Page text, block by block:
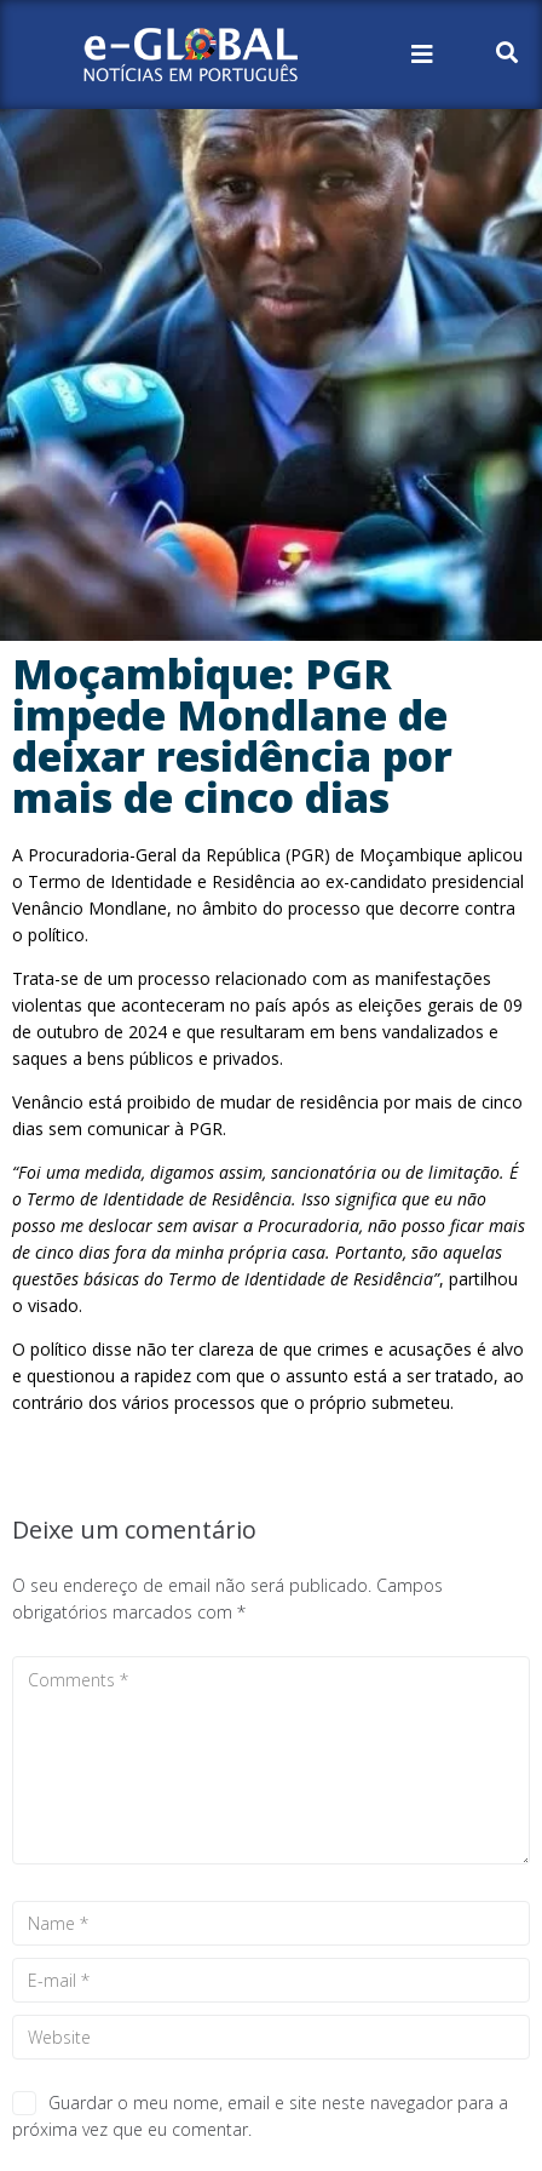
Moçambique: PGR
impede Mondlane de
deixar residência por
mais de cinco dias
A Procuradoria-Geral da República (PGR) de Moçambique aplicou
o Termo de Identidade e Residência ao ex-candidato presidencial
Venâncio Mondlane, no âmbito do processo que decorre contra
o político.
Trata-se de um processo relacionado com as manifestações
violentas que aconteceram no país após as eleições gerais de 09
de outubro de 2024 e que resultaram em bens vandalizados e
saques a bens públicos e privados.
Venâncio está proibido de mudar de residência por mais de cinco
dias sem comunicar à PGR.
“Foi uma medida, digamos assim, sancionatória ou de limitação. É
o Termo de Identidade de Residência. Isso significa que eu não
posso me deslocar sem avisar a Procuradoria, não posso ficar mais
de cinco dias fora da minha própria casa. Portanto, são aquelas
questões básicas do Termo de Identidade de Residência”, partilhou
o visado.
O político disse não ter clareza de que crimes e acusações é alvo
e questionou a rapidez com que o assunto está a ser tratado, ao
contrário dos vários processos que o próprio submeteu.
Deixe um comentário
O seu endereço de email não será publicado. Campos
obrigatórios marcados com *
Guardar o meu nome, email e site neste navegador para a
próxima vez que eu comentar.